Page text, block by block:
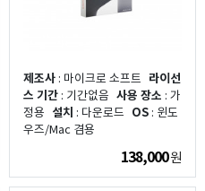
제조사 : 마이크로 소프트 라이선
스 기간 : 기간없음 사용 장소 : 가
정용 설치 : 다운로드 OS : 윈도
우즈/Mac 겸용
138,000원